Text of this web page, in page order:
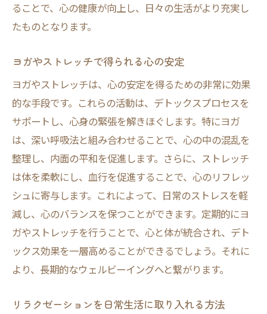
ることで、心の健康が向上し、日々の生活がより充実し
たものとなります。
ヨガやストレッチで得られる心の安定
ヨガやストレッチは、心の安定を得るための非常に効果
的な手段です。これらの活動は、デトックスプロセスを
サポートし、心身の緊張を解きほぐします。特にヨガ
は、深い呼吸法と組み合わせることで、心の中の混乱を
整理し、内面の平和を促進します。さらに、ストレッチ
は体を柔軟にし、血行を促進することで、心のリフレッ
シュに寄与します。これによって、日常のストレスを軽
減し、心のバランスを保つことができます。定期的にヨ
ガやストレッチを行うことで、心と体が統合され、デト
ックス効果を一層高めることができるでしょう。それに
より、長期的なウェルビーイングへと繋がります。
リラクゼーションを日常生活に取り入れる方法